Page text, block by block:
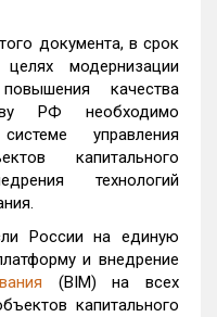
документа, в срок
модернизации
качества
РФ необходимо
управления
капитального
технологий
России на единую
и внедрение
(BIM) на всех
капитального